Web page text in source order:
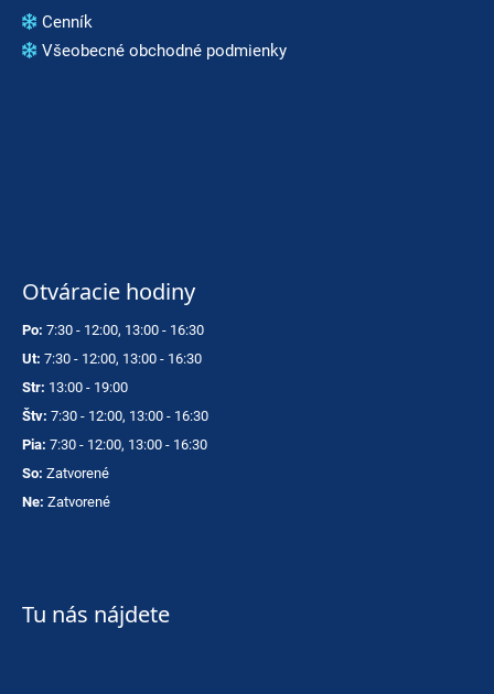
Cenník
Všeobecné obchodné podmienky
Otváracie hodiny
Po: 7:30 - 12:00, 13:00 - 16:30
Ut: 7:30 - 12:00, 13:00 - 16:30
Str: 13:00 - 19:00
Štv: 7:30 - 12:00, 13:00 - 16:30
Pia: 7:30 - 12:00, 13:00 - 16:30
So: Zatvorené
Ne: Zatvorené
Tu nás nájdete